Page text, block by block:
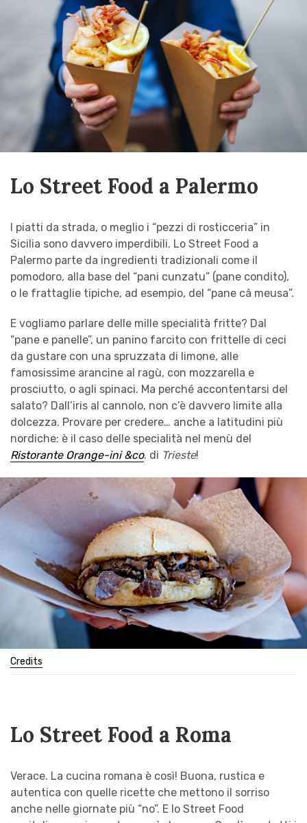
Lo Street Food a Palermo
I piatti da strada, o meglio i “pezzi di rosticceria” in
Sicilia sono davvero imperdibili. Lo Street Food a
Palermo parte da ingredienti tradizionali come il
pomodoro, alla base del “pani cunzatu” (pane condito),
o le frattaglie tipiche, ad esempio, del “pane câ meusa”.
E vogliamo parlare delle mille specialità fritte? Dal
“pane e panelle”, un panino farcito con frittelle di ceci
da gustare con una spruzzata di limone, alle
famosissime arancine al ragù, con mozzarella e
prosciutto, o agli spinaci. Ma perché accontentarsi del
salato? Dall’iris al cannolo, non c’è davvero limite alla
dolcezza. Provare per credere… anche a latitudini più
nordiche: è il caso delle specialità nel menù del
Ristorante Orange-ini &co. di Trieste!
Credits
Lo Street Food a Roma
Verace. La cucina romana è così! Buona, rustica e
autentica con quelle ricette che mettono il sorriso
anche nelle giornate più “no”. E lo Street Food